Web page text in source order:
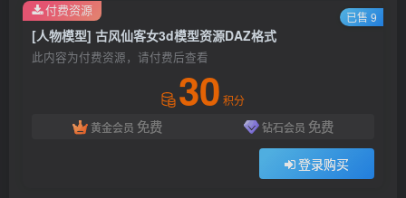
[人物模型] 古风仙客女3d模型资源DAZ格式
此内容为付费资源，请付费后查看
30 积分
黄金会员 免费 钻石会员 免费
登录购买
付费资源 已售 9
登录
没有账号？立即注册